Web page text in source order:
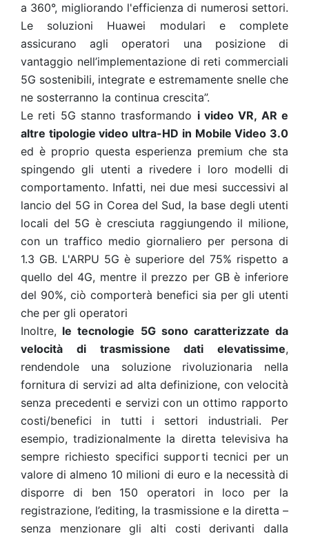
a 360°, migliorando l'efficienza di numerosi settori.
Le soluzioni Huawei modulari e complete
assicurano agli operatori una posizione di
vantaggio nell’implementazione di reti commerciali
5G sostenibili, integrate e estremamente snelle che
ne sosterranno la continua crescita”.
Le reti 5G stanno trasformando i video VR, AR e
altre tipologie video ultra-HD in Mobile Video 3.0
ed è proprio questa esperienza premium che sta
spingendo gli utenti a rivedere i loro modelli di
comportamento. Infatti, nei due mesi successivi al
lancio del 5G in Corea del Sud, la base degli utenti
locali del 5G è cresciuta raggiungendo il milione,
con un traffico medio giornaliero per persona di
1.3 GB. L'ARPU 5G è superiore del 75% rispetto a
quello del 4G, mentre il prezzo per GB è inferiore
del 90%, ciò comporterà benefici sia per gli utenti
che per gli operatori
Inoltre, le tecnologie 5G sono caratterizzate da
velocità di trasmissione dati elevatissime,
rendendole una soluzione rivoluzionaria nella
fornitura di servizi ad alta definizione, con velocità
senza precedenti e servizi con un ottimo rapporto
costi/benefici in tutti i settori industriali. Per
esempio, tradizionalmente la diretta televisiva ha
sempre richiesto specifici supporti tecnici per un
valore di almeno 10 milioni di euro e la necessità di
disporre di ben 150 operatori in loco per la
registrazione, l’editing, la trasmissione e la diretta –
senza menzionare gli alti costi derivanti dalla